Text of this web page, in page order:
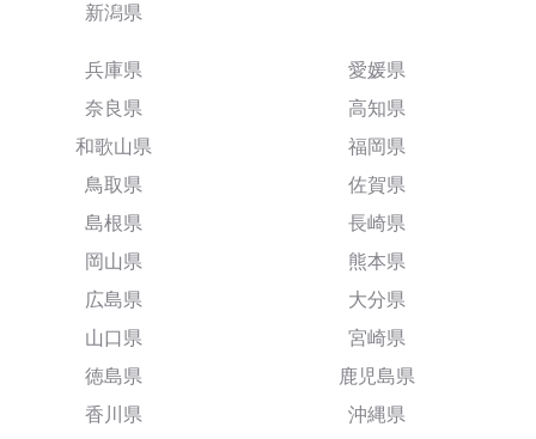
新潟県
兵庫県
奈良県
和歌山県
鳥取県
島根県
岡山県
広島県
山口県
徳島県
香川県
愛媛県
高知県
福岡県
佐賀県
長崎県
熊本県
大分県
宮崎県
鹿児島県
沖縄県